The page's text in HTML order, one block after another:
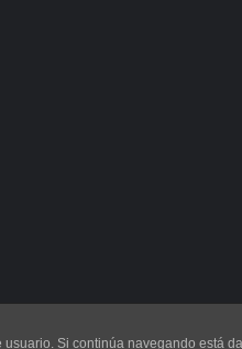
Si continúa navegando